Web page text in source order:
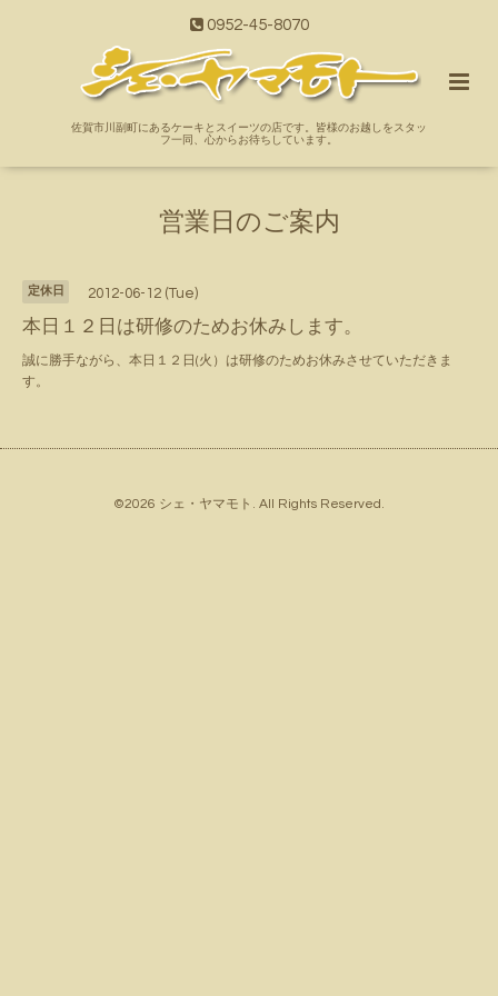
0952-45-8070
佐賀市川副町にあるケーキとスイーツの店です。皆様のお越しをスタッ
フ一同、心からお待ちしています。
営業日のご案内
定休日 2012-06-12 (Tue)
本日１２日は研修のためお休みします。
誠に勝手ながら、本日１２日(火）は研修のためお休みさせていただきま
す。
©2026 シェ・ヤマモト . All Rights Reserved.